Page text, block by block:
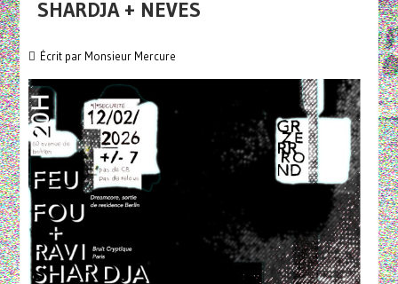
SHARDJA + NEVES
Écrit par Monsieur Mercure